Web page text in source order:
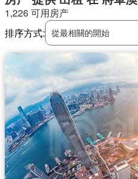
1,226 可用房产
排序方式: 從最相關的開始